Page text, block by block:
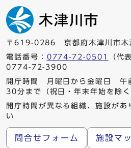
〒619-0286 京都府木津川市木
電話番号： 0774-72-0501
（代
0774-72-3900
開庁時間 月曜日から金曜日 午
30分まで（祝日・年末年始を除く
開庁時間が異なる組織、施設があ
い
問合せフォーム 施設マ